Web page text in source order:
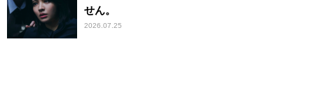
せん。
2026.07.25